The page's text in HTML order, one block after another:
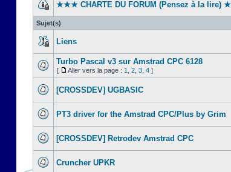
★★★ CHARTE DU FORUM (Pensez à la lire)
Sujet(s)
Liens
Turbo Pascal v3 sur Amstrad CPC 6128
[ Aller vers la page : 1 2 3 4 ]
[CROSSDEV] UGBASIC
PT3 driver for the Amstrad CPC/Plus by Grim
[CROSSDEV] Retrodev Amstrad CPC
Cruncher UPKR